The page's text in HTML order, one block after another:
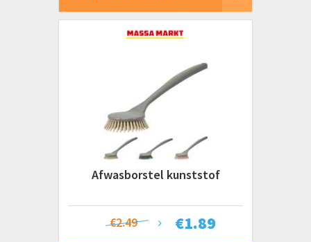
Afwasborstel kunststof
€1.89
€2.49